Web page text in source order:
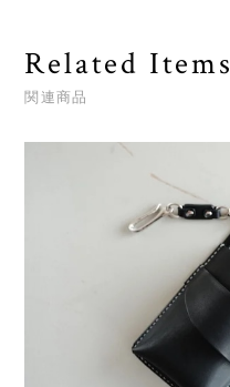
Related Items
関連商品